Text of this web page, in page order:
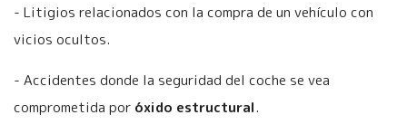
- Litigios relacionados con la compra de un vehículo con
vicios ocultos.
- Accidentes donde la seguridad del coche se vea
comprometida por óxido estructural.